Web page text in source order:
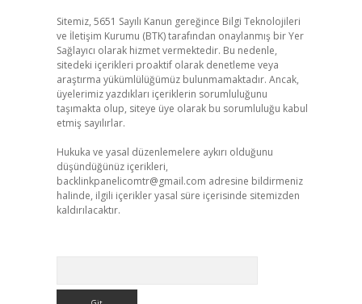
Sitemiz, 5651 Sayılı Kanun gereğince Bilgi Teknolojileri
ve İletişim Kurumu (BTK) tarafından onaylanmış bir Yer
Sağlayıcı olarak hizmet vermektedir. Bu nedenle,
sitedeki içerikleri proaktif olarak denetleme veya
araştırma yükümlülüğümüz bulunmamaktadır. Ancak,
üyelerimiz yazdıkları içeriklerin sorumluluğunu
taşımakta olup, siteye üye olarak bu sorumluluğu kabul
etmiş sayılırlar.
Hukuka ve yasal düzenlemelere aykırı olduğunu
düşündüğünüz içerikleri,
backlinkpanelicomtr@gmail.com adresine bildirmeniz
halinde, ilgili içerikler yasal süre içerisinde sitemizden
kaldırılacaktır.